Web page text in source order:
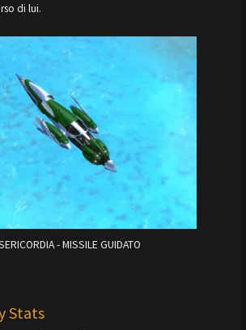
di lui.
- MISSILE GUIDATO
Stats